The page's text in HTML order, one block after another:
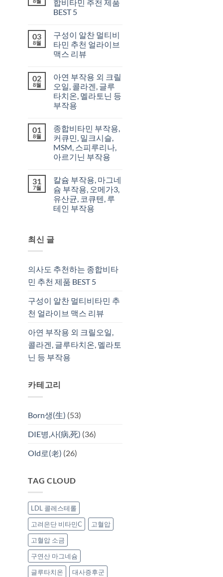
합비타민 추천 제품
BEST 5
03
8월
구성이 알찬 멀티비
타민 추천 얼라이브
맥스 리뷰
02
8월
아연 부작용 외 크릴
오일, 콜라겐, 글루
타치온, 멜라토닌 등
부작용
01
8월
종합비타민 부작용,
커큐민, 밀크시슬,
MSM, 스피루리나,
아르기닌 부작용
31
7월
칼슘 부작용, 마그네
슘 부작용, 오메가3,
유산균, 코큐텐, 루
테인 부작용
최신 글
의사도 추천하는 종합비타
민 추천 제품 BEST 5
구성이 알찬 멀티비타민 추
천 얼라이브 맥스 리뷰
아연 부작용 외 크릴오일,
콜라겐, 글루타치온, 멜라토
닌 등 부작용
카테고리
Born생(生) (53)
DIE병,사(病,死) (36)
Old로(老) (26)
TAG CLOUD
LDL 콜레스테롤
고려은단 비타민C
고혈압
고혈압 소금
구연산 마그네슘
글루타치온
대사증후군